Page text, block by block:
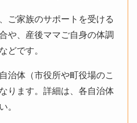
ご家族のサポートを受ける
や、産後ママご自身の体調
どです。
治体（市役所や町役場のこ
ります。詳細は、各自治体
。